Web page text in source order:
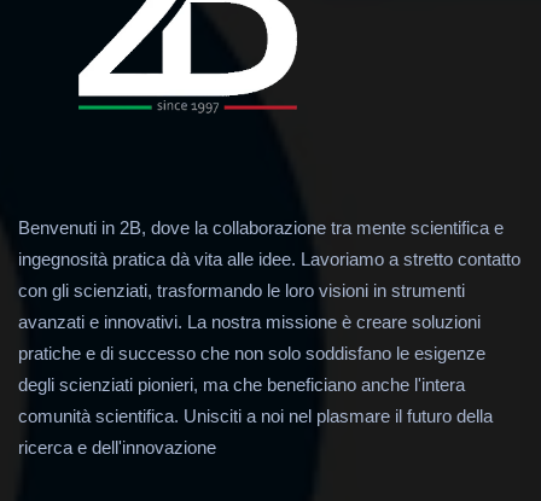
Benvenuti in 2B, dove la collaborazione tra mente scientifica e
ingegnosità pratica dà vita alle idee. Lavoriamo a stretto contatto
con gli scienziati, trasformando le loro visioni in strumenti
avanzati e innovativi. La nostra missione è creare soluzioni
pratiche e di successo che non solo soddisfano le esigenze
degli scienziati pionieri, ma che beneficiano anche l'intera
comunità scientifica. Unisciti a noi nel plasmare il futuro della
ricerca e dell'innovazione